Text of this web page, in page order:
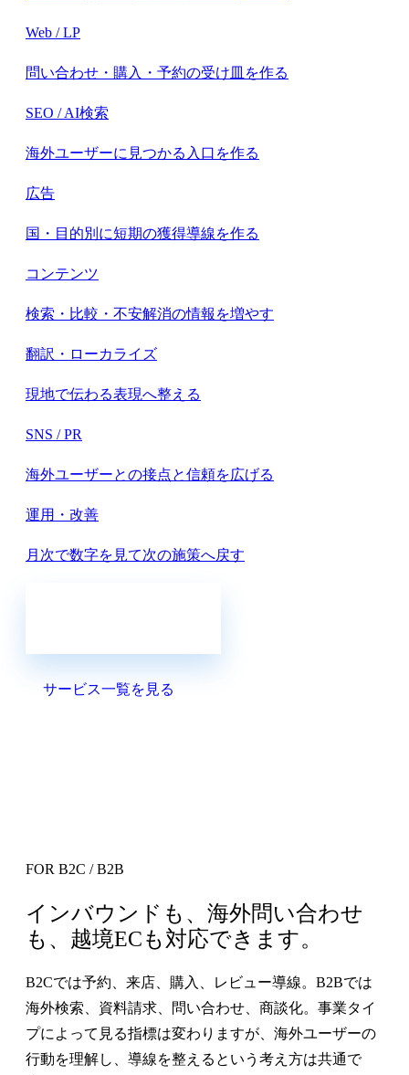
Web / LP
問い合わせ・購入・予約の受け皿を作る
SEO / AI検索
海外ユーザーに見つかる入口を作る
広告
国・目的別に短期の獲得導線を作る
コンテンツ
検索・比較・不安解消の情報を増やす
翻訳・ローカライズ
現地で伝わる表現へ整える
SNS / PR
海外ユーザーとの接点と信頼を広げる
運用・改善
月次で数字を見て次の施策へ戻す
サービス一覧を見る
FOR B2C / B2B
インバウンドも、海外問い合わせ
も、越境ECも対応できます。
B2Cでは予約、来店、購入、レビュー導線。B2Bでは
海外検索、資料請求、問い合わせ、商談化。事業タイ
プによって見る指標は変わりますが、海外ユーザーの
行動を理解し、導線を整えるという考え方は共通で